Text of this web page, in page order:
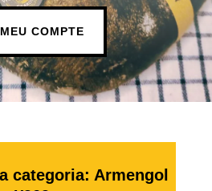
COMPTE
categoria: Armengol